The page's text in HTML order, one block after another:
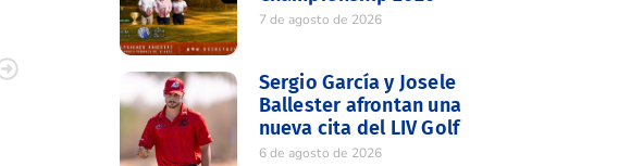
7 de agosto de 2026
Sergio García y Josele
Ballester afrontan una
nueva cita del LIV Golf
6 de agosto de 2026